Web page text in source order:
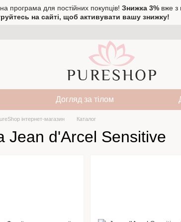
програма для постійних покупців! Знижка 3% вже з
на сайті, щоб активувати вашу знижку!
Догляд за тілом
інтернет-магазин Каталог
Jean d'Arcel Sensitive